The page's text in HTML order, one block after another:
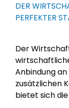
DER
PERFEKTER
Der
Anbindung
zusätzlichen
bietet sich
rasch zu
auch der